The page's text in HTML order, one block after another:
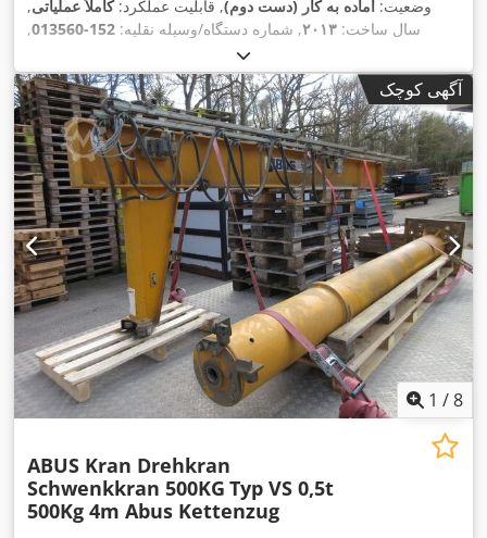
وضعیت: آماده به کار (دست دوم), قابلیت عملکرد:کاملاً عملیاتی,
سال ساخت: ۲۰۱۳, شماره دستگاه/وسیله نقلیه: 152-013560
,
, طول کل:
۵٬۰۰۰ کیلوگرم
, قدرت:۴٫۶۳ کیلووات (۶٫۳۰ اسب بخار)
, عمق گلو:
۳٬۰۰۰ میلی‌متر
, تجهیزات:مستندات / راهنما , آگهی کوچک
1 /8
ABUS Kran Drehkran
Schwenkkran 500KG Typ VS 0,5t
500Kg 4m Abus Kettenzug